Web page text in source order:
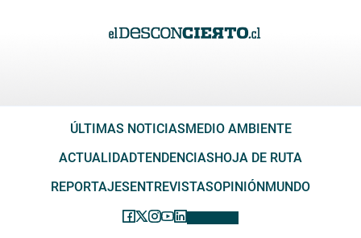
ÚLTIMAS NOTICIASMEDIO AMBIENTE
ACTUALIDADTENDENCIASHOJA DE RUTA
REPORTAJESENTREVISTASOPINIÓNMUNDO